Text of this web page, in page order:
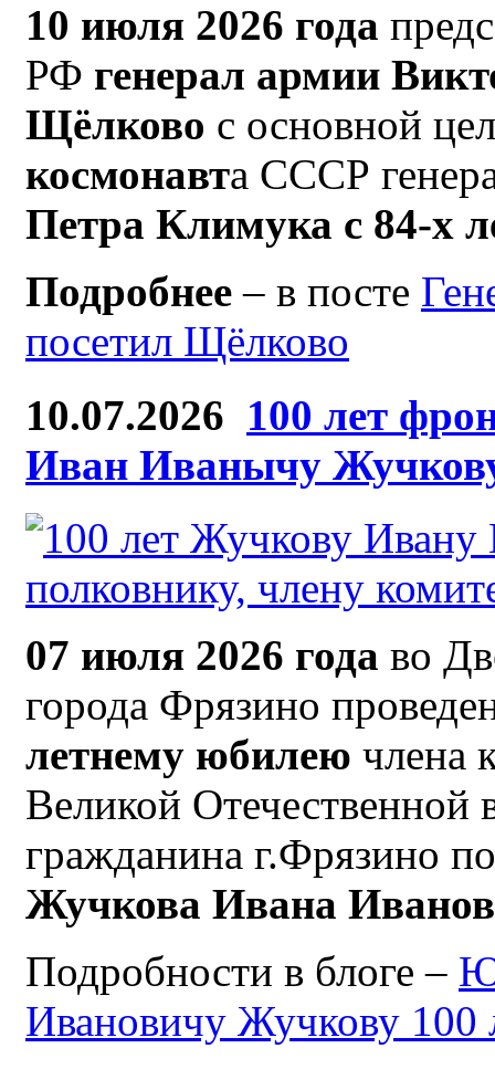
10 июля 2026 года
РФ генерал армии
Щёлково с основной
космонавта СССР
Петра Климука с 84-х
Подробнее – в посте
посетил Щёлково
10.07.2026 100 лет
Иван Иванычу
07 июля 2026 года во
города Фрязино
летнему юбилею члена
Великой Отечественной
гражданина г.Фрязино
Жучкова Ивана
Подробности в блоге –
Ивановичу Жучкову 100